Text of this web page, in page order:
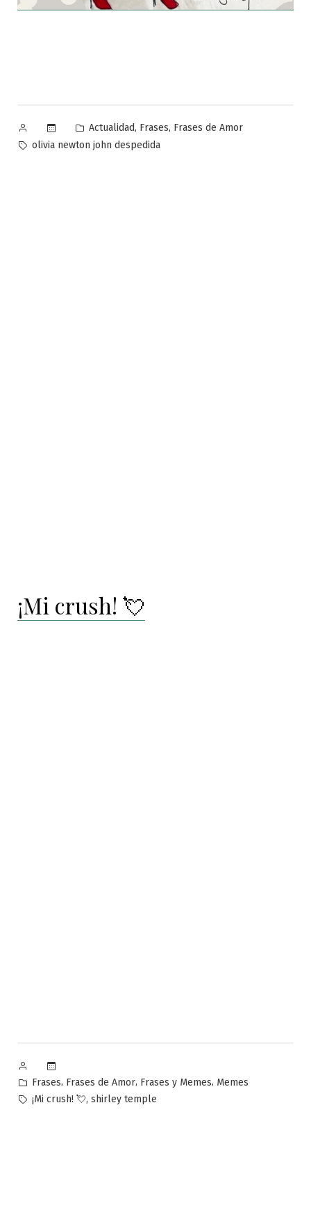
Publicado
por
Publicado
en
Actualidad, Frases, Frases de Amor
Etiquetas:
olivia newton john despedida
¡Mi crush! 💘
Publicado
por
Publicado
en
Frases, Frases de Amor, Frases y Memes, Memes
Etiquetas:
¡Mi crush! 💘, shirley temple